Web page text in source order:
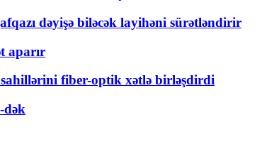
dəyişə biləcək layihəni sürətləndirir
aparır
sahillərini fiber-optik xətlə birləşdirdi
dək